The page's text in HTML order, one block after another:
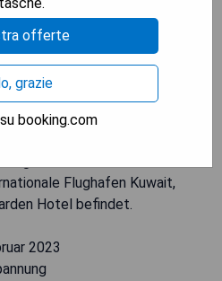
an. Jedes
ist klimatisiert und
sowie einen
Unterkunft liegt 1,6 km
und 6,4 km vom Al Fanar
Crescent ist 6,7 km
Flughafen Kuwait,
Hotel befindet.
2023
offerte
grazie
booking.com